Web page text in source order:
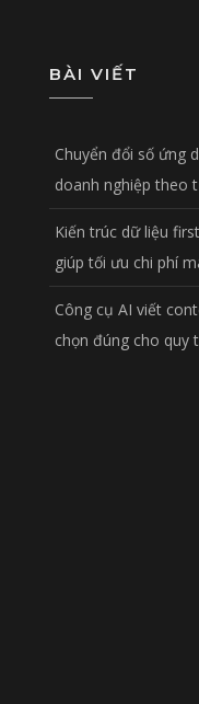
BÀI VIẾT
Chuyển đổi số ứng
doanh nghiệp theo
Kiến trúc dữ liệu
giúp tối ưu chi phí
Công cụ AI viết
chọn đúng cho quy